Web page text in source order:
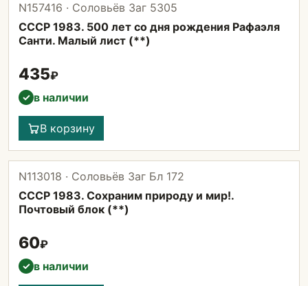
N157416 · Соловьёв Заг 5305
СССР 1983. 500 лет со дня рождения Рафаэля
Санти. Малый лист (**)
435₽
✓ в наличии
В корзину
N113018 · Соловьёв Заг Бл 172
СССР 1983. Сохраним природу и мир!.
Почтовый блок (**)
60₽
✓ в наличии